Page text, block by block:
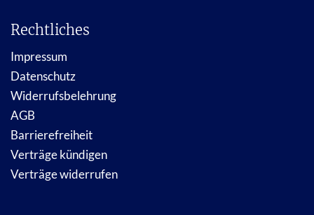
Rechtliches
Impressum
Datenschutz
Widerrufsbelehrung
AGB
Barrierefreiheit
Verträge kündigen
Verträge widerrufen